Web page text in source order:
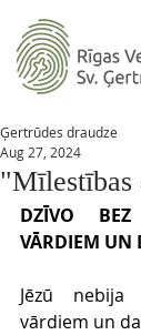
"Mīlestības
Ģertrūdes draudze
Aug 27, 2024
DZĪVO BEZ
VĀRDIEM UN
Jēzū
vārdiem un